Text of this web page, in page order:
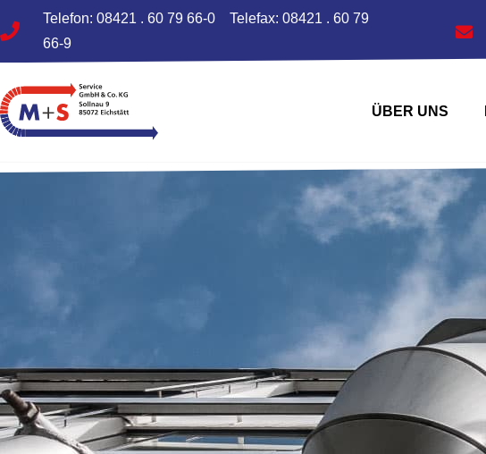
Telefon: 08421 . 60 79 66-0 Telefax: 08421 . 60 79
66-9
ÜBER UNS